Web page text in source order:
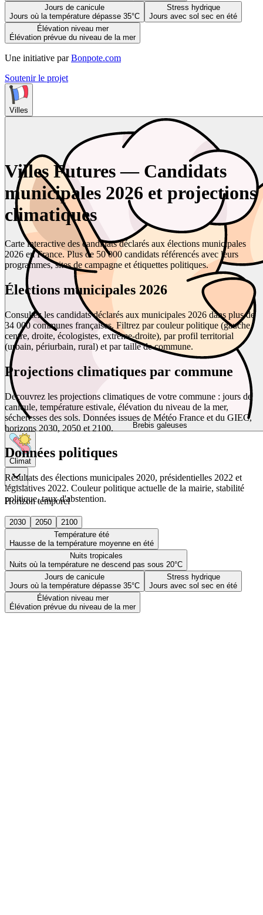
Jours de canicule
Jours où la température dépasse 35°C
Stress hydrique
Jours avec sol sec en été
Élévation niveau mer
Élévation prévue du niveau de la mer
Une initiative par Bonpote.com
Soutenir le projet
Villes
Brebis galeuses
Climat
Horizon temporel
2030 2050
2100
Température été
Hausse de la température moyenne en été
Nuits tropicales
Nuits où la température ne descend pas sous 20°C
Jours de canicule
Jours où la température dépasse 35°C
Stress hydrique
Jours avec sol sec en été
Élévation niveau mer
Élévation prévue du niveau de la mer
Villes Futures — Candidats
municipales 2026 et projections
climatiques
Carte interactive des candidats déclarés aux élections municipales
2026 en France. Plus de 50 000 candidats référencés avec leurs
programmes, sites de campagne et étiquettes politiques.
Élections municipales 2026
Consultez les candidats déclarés aux municipales 2026 dans plus de
34 000 communes françaises. Filtrez par couleur politique (gauche,
centre, droite, écologistes, extrême-droite), par profil territorial
(urbain, périurbain, rural) et par taille de commune.
Projections climatiques par commune
Découvrez les projections climatiques de votre commune : jours de
canicule, température estivale, élévation du niveau de la mer,
sécheresses des sols. Données issues de Météo France et du GIEC,
horizons 2030, 2050 et 2100.
Données politiques
Résultats des élections municipales 2020, présidentielles 2022 et
législatives 2022. Couleur politique actuelle de la mairie, stabilité
politique, taux d'abstention.